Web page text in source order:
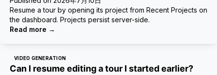
Resume a tour by opening its project from Recent Projects on
the dashboard. Projects persist server-side.
Read more →
VIDEO GENERATION
Can I resume editing a tour I started earlier?